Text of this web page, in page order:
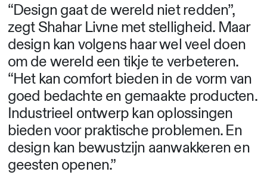
“Design gaat de wereld niet redden”,
zegt Shahar Livne met stelligheid. Maar
design kan volgens haar wel veel doen
om de wereld een tikje te verbeteren.
“Het kan comfort bieden in de vorm van
goed bedachte en gemaakte producten.
Industrieel ontwerp kan oplossingen
bieden voor praktische problemen. En
design kan bewustzijn aanwakkeren en
geesten openen.”